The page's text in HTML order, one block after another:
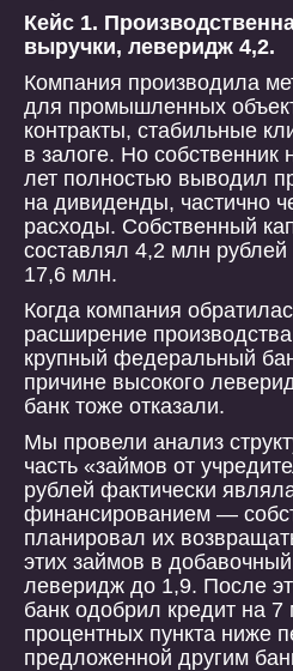
Кейс 1.
выручки, леверидж 4,2.
Компания производила
для промышленных
контракты, стабильные
в залоге. Но собственник
лет полностью выводил
на дивиденды, частично
расходы. Собственный
составлял 4,2 млн
17,6 млн.
Когда компания
расширение
крупный федеральный
причине высокого
банк тоже отказали.
Мы провели анализ
часть «займов от
рублей фактически
финансированием —
планировал их
этих займов в
леверидж до 1,9. После
банк одобрил кредит на
процентных пункта ниже
предложенной другим